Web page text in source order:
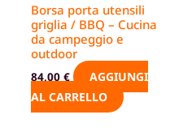
Borsa porta utensili
griglia / BBQ – Cucina
da campeggio e
outdoor
84,00 €
AGGIUNGI
AL CARRELLO